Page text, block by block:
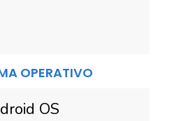
OPERATIVO
OS